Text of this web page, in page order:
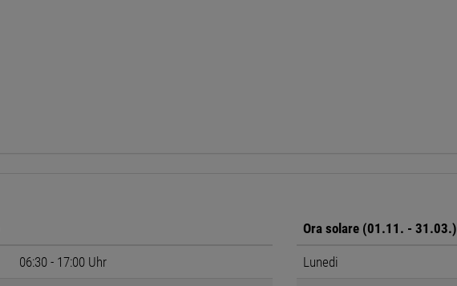
06:30 - 17:00 Uhr
Ora solare (01.11. - 31.03.)
Lunedi